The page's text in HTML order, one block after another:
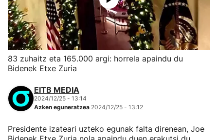
83 zuhaitz eta 165.000 argi: horrela apaindu du
Bidenek Etxe Zuria
EITB MEDIA
2024/12/25 - 13:14
Azken eguneratzea 2024/12/25 - 13:12
Presidente izateari uzteko egunak falta direnean, Joe